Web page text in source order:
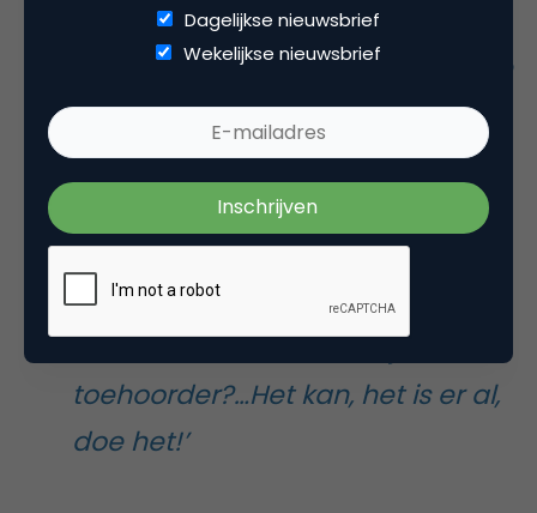
boekhouders hebben
powerpoints, jullie zijn de branche
van belevenissen! Een
presentatie met een vrijwel
onhoorbaar geluid op de
achtergrond dat
wetenschappelijk bewezen heeft
vertrouwen te wekken bij de
toehoorder?…Het kan, het is er al,
doe het!’
Dagelijkse nieuwsbrief
Wekelijkse nieuwsbrief